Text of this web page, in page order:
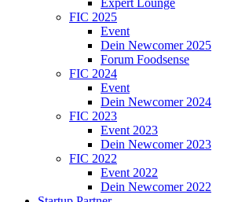
Expert Lounge
FIC 2025
Event
Dein Newcomer 2025
Forum Foodsense
FIC 2024
Event
Dein Newcomer 2024
FIC 2023
Event 2023
Dein Newcomer 2023
FIC 2022
Event 2022
Dein Newcomer 2022